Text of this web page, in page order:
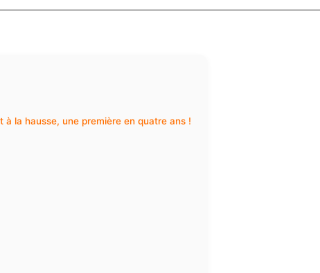
à la hausse, une première en quatre ans !